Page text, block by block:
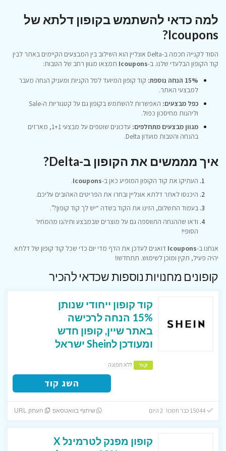
למה כדאי להשתמש בקופון דלתא של
Icoupons?
הסוד לקנייה חכמה ב-Delta אונליין הוא השילוב בין המבצעים הקיימים באתר לבין
קוד הקופון הבלעדי שלנו. ב-Icoupons תמצאו מגוון רחב של הטבות:
15% הנחה נוספת:
קוד קופון המיועד לסל הקניות ומעניק הנחה מעבר
למבצעי האתר.
כפל מבצעים:
האפשרות להשתמש בקופון גם על קטגוריות ה-Sale
וליהנות מחיסכון כפול.
מגוון מבצעים מתחלפים:
עדכונים שוטפים על מבצעי 1+1, מארזים
בהנחה והטבות מועדון Delta.
איך מממשים את הקופון ב-Delta?
העתיקו את קוד הקופון המופיע כאן ב-Icoupons
.
היכנסו לאתר דלתא אונליין ובחרו את הפריטים האהובים עליכם.
בעמוד התשלום, הזינו את הקוד בשדה “יש לך קוד קופון?”.
ודאו שההנחה התווספה גם על מוצרים שבמבצע ותיהנו מהמחיר
הסופי!
אנחנו ב-Icoupons דואגים לעדכן את הדף מדי יום כדי שכל קוד קופון של דלתא
יהיה פעיל, תקין ומוכן לשימוש. תתחדשו!
קופונים מחנויות נוספות שכדאי להכיר
קוד קופון ייחודי שנותן
15% הנחה לרכישה
באתר שיין, קופון חדש
ומעודכן לShein ישראל
קוד ללא תפוגה
השג קוד
15044 כבר חסכו! 2 היום שיתוף בוואטסאפ העתק URL
קופון מפנק לטרמינל X